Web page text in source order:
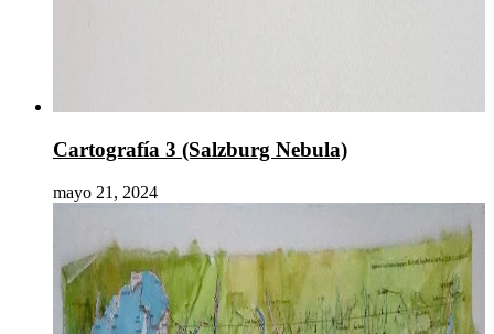
Cartografía 3 (Salzburg Nebula)
mayo 21, 2024